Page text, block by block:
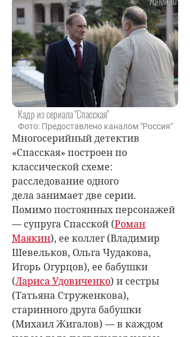
Кадр из сериала "Спасская"
Фото: Предоставлено каналом "Россия"
Многосерийный детектив
«Спасская» построен по
классической схеме:
расследование одного
дела занимает две серии.
Помимо постоянных персонажей
— супруга Спасской (Роман
Маякин), ее коллег (Владимир
Шевельков, Ольга Чудакова,
Игорь Огурцов), ее бабушки
(Лариса Удовиченко) и сестры
(Татьяна Струженкова),
старинного друга бабушки
(Михаил Жигалов) — в каждом